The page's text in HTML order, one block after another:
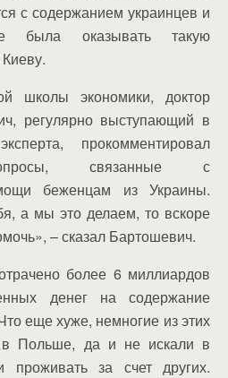
с содержанием украинцев и
была оказывать такую
школы экономики, доктор
регулярно выступающий в
прокомментировал
связанные с
беженцам из Украины.
а мы это делаем, то вскоре
– сказал Бартошевич.
более 6 миллиардов
денег на содержание
еще хуже, немногие из этих
Польше, да и не искали в
за счет других.